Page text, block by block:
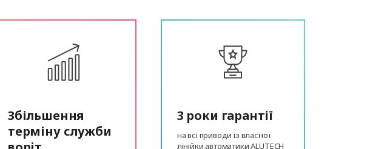
Збільшення
терміну служби
3 роки гарантії
на всі приводи із власної
лінійки автоматики ALUTECH